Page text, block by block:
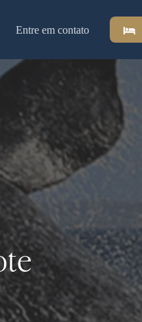
Entre em contato